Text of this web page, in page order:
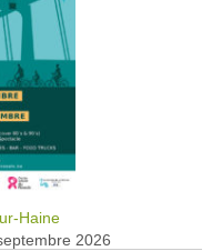
Haine
2026